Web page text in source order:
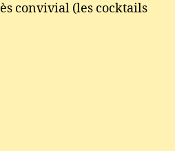
convivial (les cocktails